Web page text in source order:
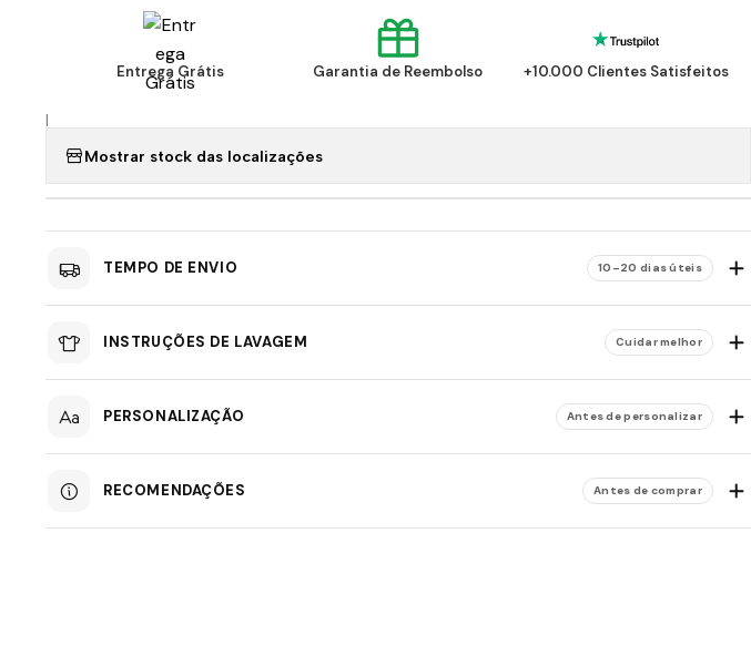
Entrega Grátis Garantia de Reembolso +10.000 Clientes Satisfeitos
|
Mostrar stock das localizações
TEMPO DE ENVIO 10–20 dias úteis
INSTRUÇÕES DE LAVAGEM Cuidar melhor
PERSONALIZAÇÃO Antes de personalizar
RECOMENDAÇÕES Antes de comprar